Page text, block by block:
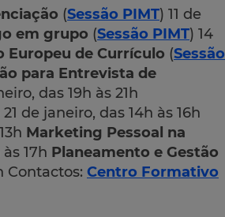
(Sessão PIMT) 11 de
em grupo (Sessão PIMT) 14
Europeu de Currículo (Sessão
para Entrevista de
das 19h às 21h
21 de janeiro, das 14h às 16h
Marketing Pessoal na
17h Planeamento e Gestão
Contactos: Centro Formativo